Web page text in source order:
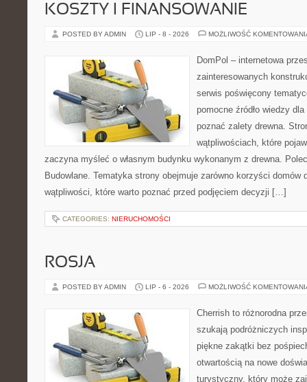
KOSZTY I FINANSOWANIE
POSTED BY ADMIN LIP - 8 - 2026 MOŻLIWOŚĆ
DomPol – internetowa
zainteresowanych
serwis poświęcony
pomocne źródło wiedzy
poznać zalety drewna.
wątpliwościach, które
zaczyna myśleć o własnym budynku wykonanym z drewna.
Budowlane. Tematyka strony obejmuje zarówno korzyści domów
wątpliwości, które warto poznać przed podjęciem decyzji […]
CATEGORIES: NIERUCHOMOŚCI
ROSJA
POSTED BY ADMIN LIP - 6 - 2026 MOŻLIWOŚĆ
Cherrish to różnorodna
szukają podróżniczych
piękne zakątki bez
otwartością na nowe
turystyczny, który może